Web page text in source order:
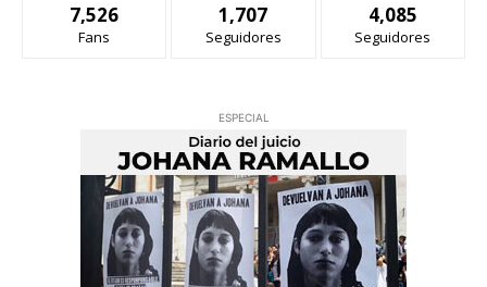
7,526
Fans
1,707
Seguidores
4,085
Seguidores
ESPECIAL